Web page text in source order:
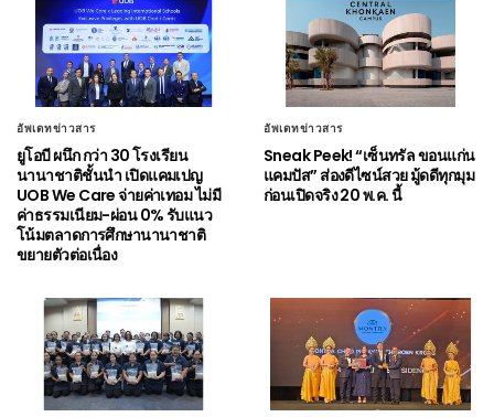
อัพเดทข่าวสาร
ยูโอบี ผนึก กว่า 30 โรงเรียน
นานาชาติชั้นนำ เปิดแคมเปญ
UOB We Care จ่ายค่าเทอม ไม่มี
ค่าธรรมเนียม-ผ่อน 0% รับแนว
โน้มตลาดการศึกษานานาชาติ
ขยายตัวต่อเนื่อง
อัพเดทข่าวสาร
Sneak Peek! “เซ็นทรัล ขอนแก่น
แคมปัส” ส่องดีไซน์สวย มู้ดดีทุกมุม
ก่อนเปิดจริง 20 พ.ค. นี้